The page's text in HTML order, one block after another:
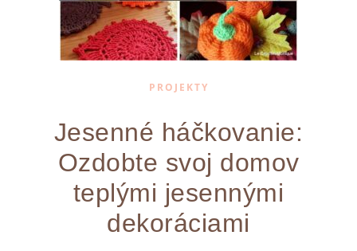
PROJEKTY
Jesenné háčkovanie:
Ozdobte svoj domov
teplými jesennými
dekoráciami